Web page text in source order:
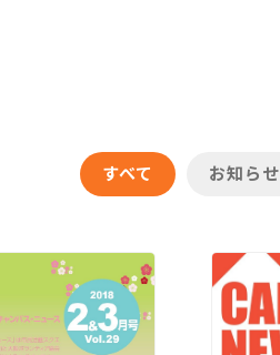
すべて お知らせ